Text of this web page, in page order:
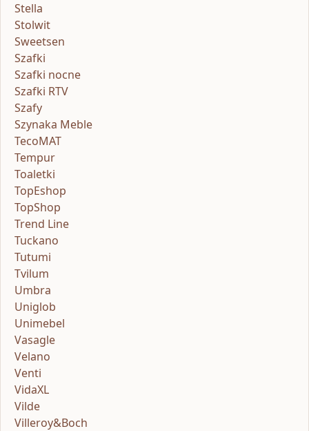
Stella
Stolwit
Sweetsen
Szafki
Szafki nocne
Szafki RTV
Szafy
Szynaka Meble
TecoMAT
Tempur
Toaletki
TopEshop
TopShop
Trend Line
Tuckano
Tutumi
Tvilum
Umbra
Uniglob
Unimebel
Vasagle
Velano
Venti
VidaXL
Vilde
Villeroy&Boch